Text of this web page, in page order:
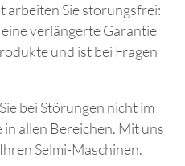
arbeiten Sie störungsfrei:
verlängerte Garantie
und ist bei Fragen
bei Störungen nicht im
allen Bereichen. Mit uns
Selmi-Maschinen.